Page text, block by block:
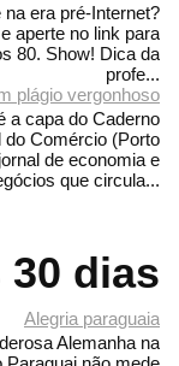
era pré-Internet?
aperte no link para
80. Show! Dica da
profe...
plágio vergonhoso
a capa do Caderno
do Comércio (Porto
de economia e
que circula...
dias
Alegria paraguaia
Alemanha na